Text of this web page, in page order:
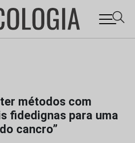
métodos com
fidedignas para uma
cancro”